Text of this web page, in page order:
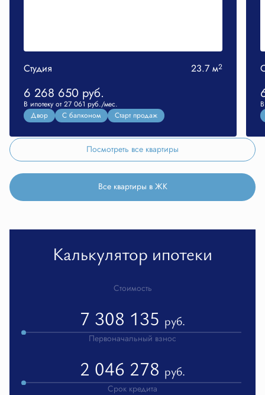
Студия 23.7 м2
6 268 650 руб.
В ипотеку от 27 061 руб./мес.
Двор
С балконом Старт продаж
Посмотреть все квартиры
Все квартиры в ЖК
Калькулятор ипотеки
Стоимость
7 308 135 руб.
Первоначальный взнос
2 046 278 руб.
Срок кредита